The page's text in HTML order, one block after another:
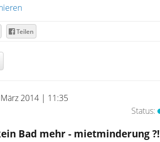
Teilen
2014 | 11:35
Status:
Bad mehr - mietminderung ?!